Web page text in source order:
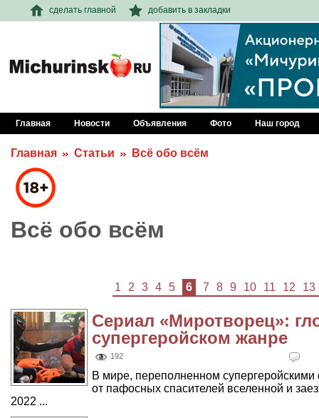
сделать главной добавить в закладки
Главная Новости Объявления Фото Наш город
Главная Статьи Всё обо всём
Всё обо всём
1 2 3 4 5 6 7 8 9 10 11 12 13
Сериал «Миротворец»:
супергеройском жанре
192
В мире, переполненном
от пафосных спасителей вселенной и
2022 ...